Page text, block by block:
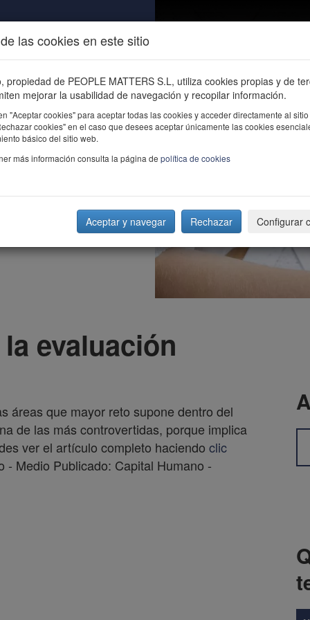
ÚNETE CONTACTO
multifuente
evaluación
áreas que mayor reto supone dentro del
de las más controvertidas, porque implica
ver el artículo completo haciendo clic
- Medio Publicado: Capital Humano -
las cookies en este sitio
propiedad de PEOPLE MATTERS S.L, utiliza cookies propias y de
mejorar la usabilidad de navegación y recopilar información.
"Aceptar cookies" para aceptar todas las cookies y acceder directamente al
cookies" en el caso que desees aceptar únicamente las cookies
básico del sitio web.
más información consulta la página de política de cookies
Aceptar y navegar Rechazar Configurar